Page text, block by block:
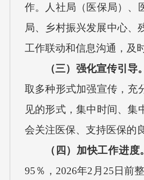
作。人社局（医保局）、
局、乡村振兴发展中心、
工作联动和信息沟通，及
（三）强化宣传引导
取多种形式加强宣传，充
见的形式，集中时间、
会关注医保、支持医保的
（四）加快工作进度。
95％，2026年2月25日前